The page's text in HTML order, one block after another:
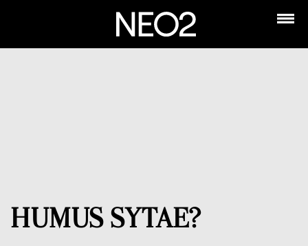
HUMUS SYTAE?